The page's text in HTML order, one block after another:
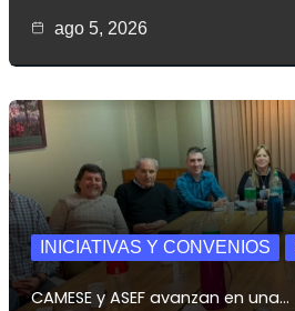
ago 5, 2026
INICIATIVAS Y CONVENIOS
CAMESE y ASEF avanzan en una…